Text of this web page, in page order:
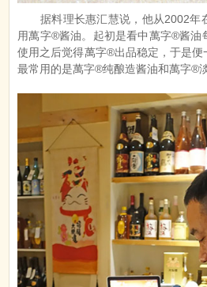
据料理长惠汇慧说，他从2002年
用萬字®酱油。起初是看中萬字®酱油
使用之后觉得萬字®出品稳定，于是
最常用的是萬字®纯酿造酱油和萬字®